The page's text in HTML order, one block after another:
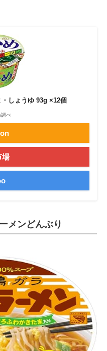
しょうゆ 93g ×12個
べ
場
メンどんぶり